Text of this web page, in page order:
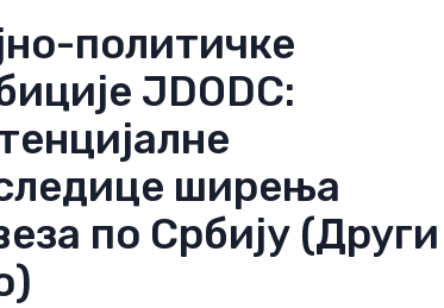
политичке
JDODC:
ширења
по Србију (Други